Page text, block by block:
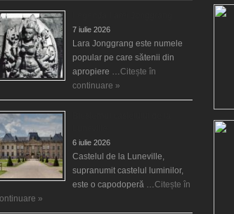
7 iulie 2026
Lara Jonggrang este numele
popular pe care sătenii din
apropiere …Citește în
continuare »
6 iulie 2026
Castelul de la Luneville,
supranumit castelul luminilor,
este o capodoperă …Citește în
»